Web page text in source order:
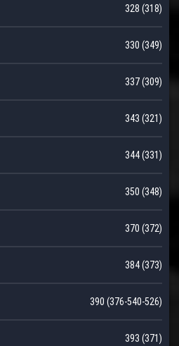
328 (318)
330 (349)
337 (309)
343 (321)
344 (331)
350 (348)
370 (372)
384 (373)
390 (376-540-526)
393 (371)